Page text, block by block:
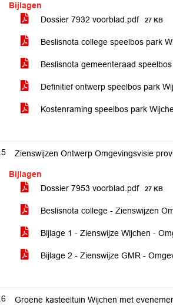
Bijlagen
Dossier 7932 voorblad.pdf
27 KB
Beslisnota college speelbos park
Beslisnota gemeenteraad
Definitief ontwerp speelbos park
Kostenraming speelbos park
Zienswijzen Ontwerp Omgevingsvisie
Bijlagen
Dossier 7953 voorblad.pdf
27 KB
Beslisnota college - Zienswijzen
Bijlage 1 - Zienswijze Wijchen -
Bijlage 2 - Zienswijze GMR -
Groene kasteeltuin Wijchen met